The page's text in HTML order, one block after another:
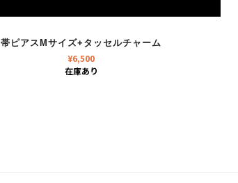
帯ピアスMサイズ+タッセルチャーム
¥6,500
在庫あり